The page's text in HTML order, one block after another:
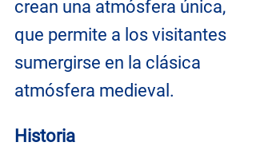
crean una atmósfera única,
que permite a los visitantes
sumergirse en la clásica
atmósfera medieval.
Historia